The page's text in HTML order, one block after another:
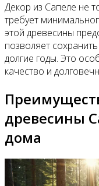
Декор из Сапеле не
требует
этой древесины
позволяет
долгие годы. Это
качество и
древесины
дома